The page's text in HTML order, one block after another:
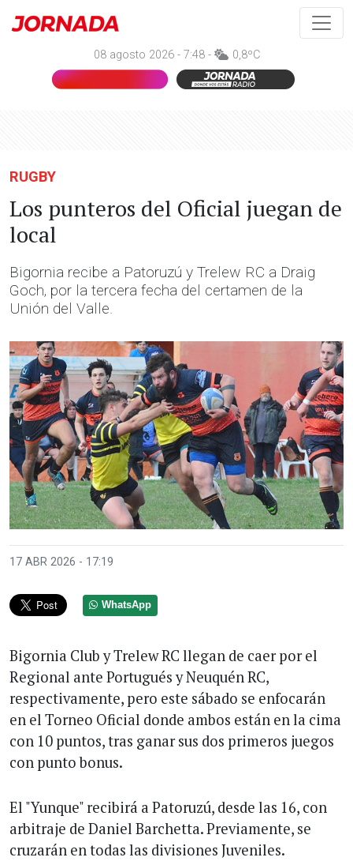
08 agosto 2026 - 7:48 - 0,8ºC
RUGBY
Los punteros del Oficial juegan de
local
Bigornia recibe a Patoruzú y Trelew RC a Draig
Goch, por la tercera fecha del certamen de la
Unión del Valle.
17 ABR 2026 - 17:19
WhatsApp
Bigornia Club y Trelew RC llegan de caer por el
Regional ante Portugués y Neuquén RC,
respectivamente, pero este sábado se enfocarán
en el Torneo Oficial donde ambos están en la cima
con 10 puntos, tras ganar sus dos primeros juegos
con punto bonus.
El "Yunque" recibirá a Patoruzú, desde las 16, con
arbitraje de Daniel Barchetta. Previamente, se
cruzarán en todas las divisiones Juveniles.